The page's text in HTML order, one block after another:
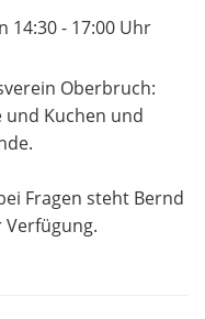
14:30 - 17:00 Uhr
Oberbruch:
und Kuchen und
Fragen steht Bernd
Verfügung.